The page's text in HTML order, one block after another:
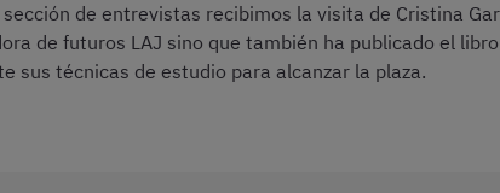
de entrevistas recibimos la visita de Cristina
de futuros LAJ sino que también ha publicado el libro
sus técnicas de estudio para alcanzar la plaza.